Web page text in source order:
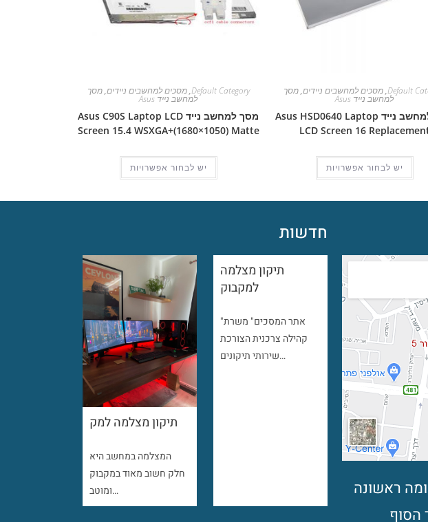
Default
,מסכים למחשבים ניידים,מסך
למחשב נייד Asus
מסך למחשב נייד Asus HSD0640 Laptop
LCD Screen 16
יש לבחור אפשרויות
Default Category
,מסכים למחשבים ניידים,מסך
למחשב נייד Asus
מסך למחשב נייד Asus C90S Laptop LCD
Screen 15.4 WSXGA+(1680×1050) Matte
יש לבחור אפשרויות
מוטה גור 5 קומה ראשונה
הסוף
חדשות
תיקון מצלמה למק
המצלמה במחשב היא
חלק חשוב מאוד במקבוק
ומוטב…
תיקון מצלמה
למקבוק
"אתר המסכים" משרת
קהילה צרכנית הצורכת
שירותי תיקונים…